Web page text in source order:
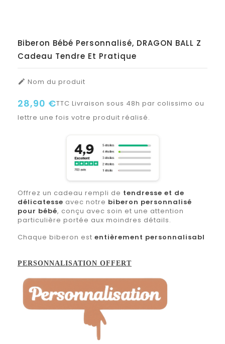
Biberon Bébé Personnalisé, DRAGON BALL Z
Cadeau Tendre Et Pratique
 Nom du produit
28,90 €TTC Livraison sous 48h par colissimo ou
lettre une fois votre produit réalisé.
Offrez un cadeau rempli de tendresse et de
délicatesse avec notre biberon personnalisé
pour bébé, conçu avec soin et une attention
particulière portée aux moindres détails.
Chaque biberon est entièrement personnalisabl
PERSONNALISATION OFFERT